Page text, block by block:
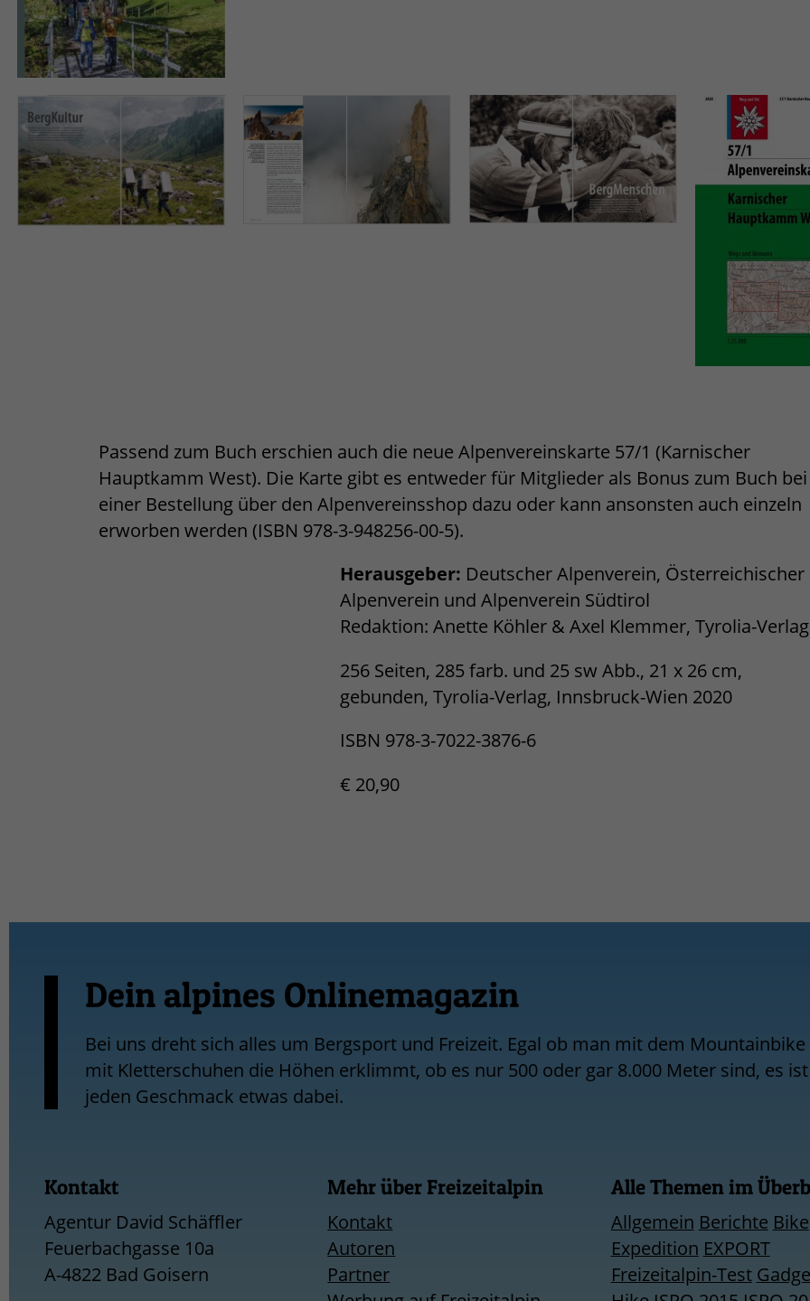
Passend zum Buch erschien auch die neue Alpenvereinskarte 57/1 (Karnischer
Hauptkamm West). Die Karte gibt es entweder für Mitglieder als Bonus zum Buch bei
einer Bestellung über den Alpenvereinsshop dazu oder kann ansonsten auch einzeln
erworben werden (ISBN 978-3-948256-00-5).
Herausgeber: Deutscher Alpenverein, Österreichischer
Alpenverein und Alpenverein Südtirol
Redaktion: Anette Köhler & Axel Klemmer, Tyrolia-Verlag
256 Seiten, 285 farb. und 25 sw Abb., 21 x 26 cm,
gebunden, Tyrolia-Verlag, Innsbruck-Wien 2020
ISBN 978-3-7022-3876-6
€ 20,90
Dein alpines Onlinemagazin
Bei uns dreht sich alles um Bergsport und Freizeit. Egal ob man mit dem
mit Kletterschuhen die Höhen erklimmt, ob es nur 500 oder gar 8.000 Meter sind, es
jeden Geschmack etwas dabei.
Mehr über Freizeitalpin
Kontakt
Autoren
Partner
Kontakt
Agentur David Schäffler
Feuerbachgasse 10a
A-4822 Bad Goisern
Alle Themen im
Allgemein Berichte Bike
Expedition EXPORT
Freizeitalpin-Test